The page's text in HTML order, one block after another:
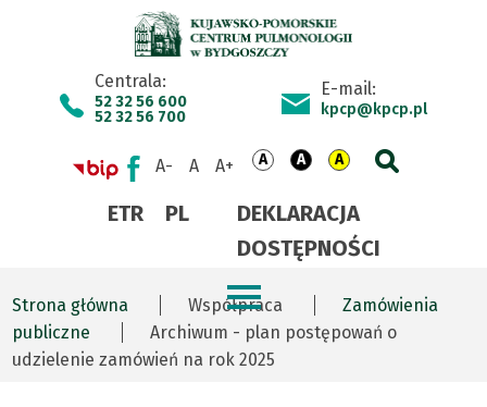
Archiwum
postępowań
udzielenie
main
treści
site
footer
Centrala:
52 32 56 600
52 32 56 700
E-mail:
kpcp@kpcp.pl
rozmiarrozmiar
czcionki
rozmiar
czcionki
Switch
DefaultSwitch
Contrast:
text
on
background
Switch
Contrast:
text
on
background
ETR PL
DEKLARACJA
DOSTĘPNOŚCI
Menu
serwisu
Rozwi
Ścieżka
nawigacyjna
Strona główna Współpraca
Zamówienia
publiczne
Archiwum - plan postępowań o
udzielenie zamówień na rok 2025